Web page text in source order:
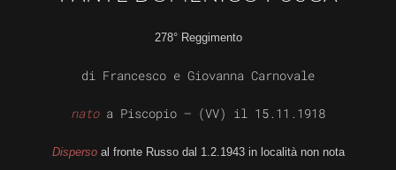
278° Reggimento
di Francesco e Giovanna Carnovale
natoa Piscopio – (VV) il 15.11.1918
Dispersoal fronte Russo dal 1.2.1943 in località non nota